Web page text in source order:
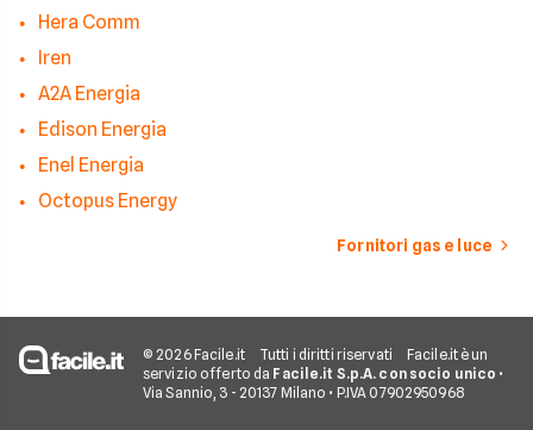
Hera Comm
Iren
A2A Energia
Edison Energia
Enel Energia
Octopus Energy
Fornitori gas e luce
© 2026 Facile.it Tutti i diritti riservati
Facile.it è un
servizio offerto da Facile.it S.p.A. con socio unico •
Via Sannio, 3 - 20137 Milano • P.IVA 07902950968